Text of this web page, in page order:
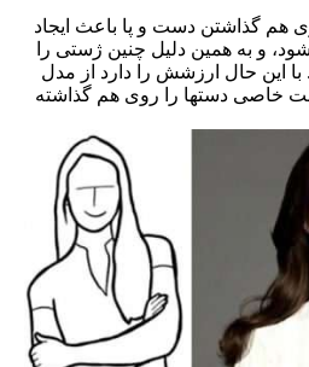
هم گذاشتن دست و پا باعث ایجاد
و به همین دلیل چنین ژستی را
این حال ارزشش را دارد از مدل
خاصی دستها را روی هم گذاشته